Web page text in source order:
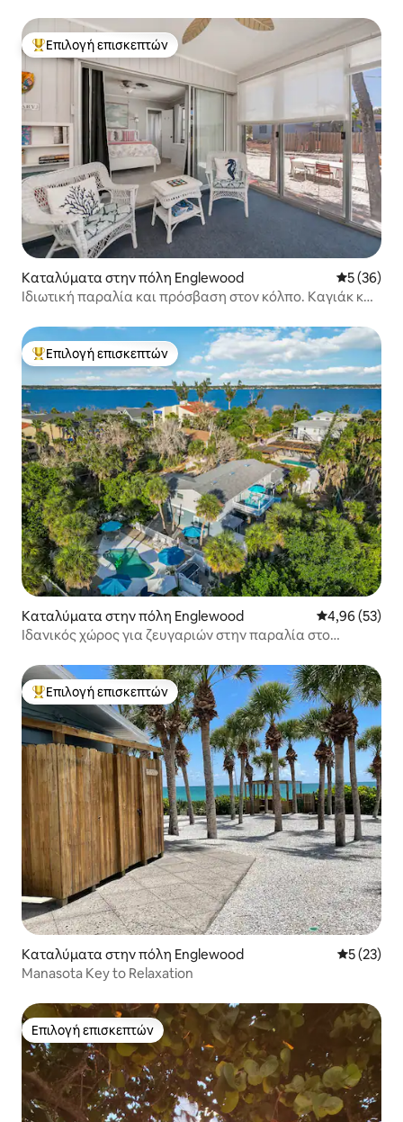
Κορυφαία επιλογή επισκεπτών
Επιλογή επισκεπτών
Καταλύματα στην πόλη Englewood Μέση
5 (36)
Ιδιωτική παραλία και πρόσβαση στον κόλπο. Καγιάκ και
Κορυφαία επιλογή επισκεπτών
Επιλογή επισκεπτών
Καταλύματα στην πόλη Englewood Μέση
4,96 (53)
Ιδανικός χώρος για ζευγαριών στην παραλία στο
Κορυφαία επιλογή επισκεπτών
Επιλογή επισκεπτών
Καταλύματα στην πόλη Englewood Μέση
5 (23)
Manasota Key to Relaxation
Επιλογή επισκεπτών
Επιλογή επισκεπτών